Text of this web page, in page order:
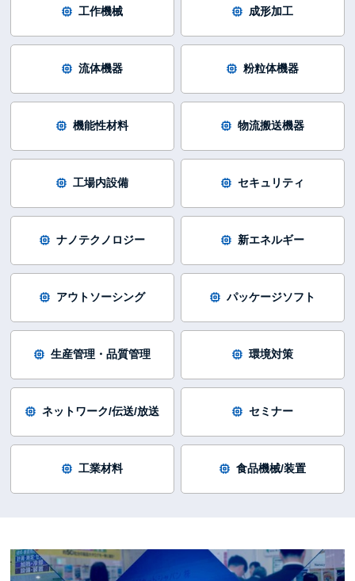
工作機械 成形加工
流体機器 粉粒体機器
機能性材料 物流搬送機器
工場内設備 セキュリティ
ナノテクノロジー 新エネルギー
アウトソーシング パッケージソフト
生産管理・品質管理 環境対策
ネットワーク/伝送/放送 セミナー
工業材料 食品機械/装置